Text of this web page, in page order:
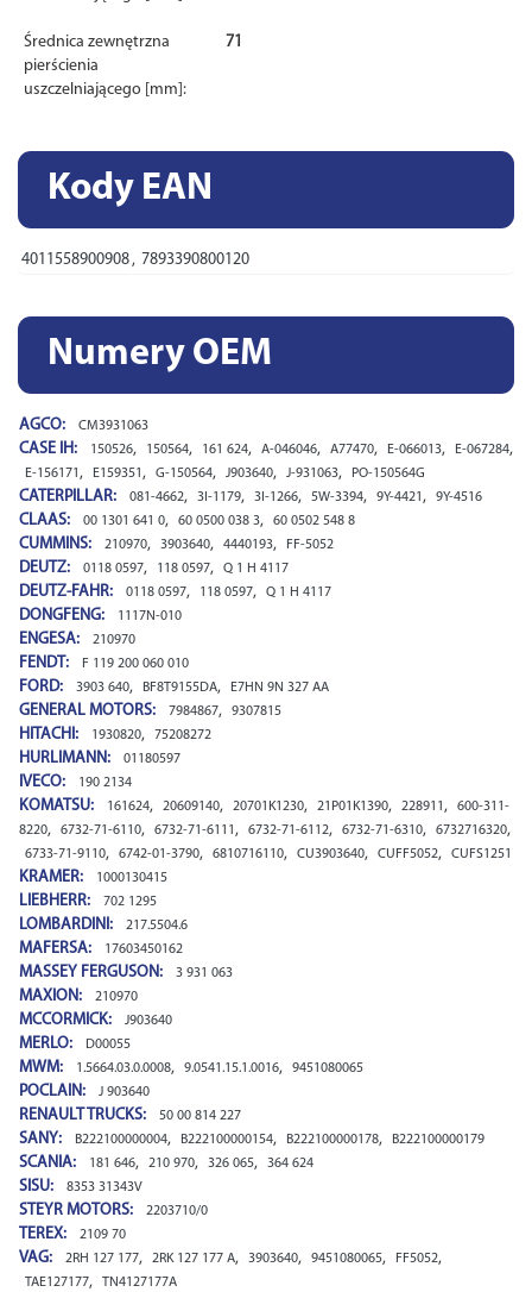
Średnica zewnętrzna
pierścienia
uszczelniającego [mm]:
71
Kody EAN
4011558900908, 7893390800120
Numery OEM
AGCO: CM3931063
CASE IH: 150526, 150564, 161 624, A-046046, A77470, E-066013, E-067284,
E-156171 , E159351 , G-150564, J903640, J-931063, PO-150564G
CATERPILLAR: 081-4662, 3I-1179, 3I-1266, 5W-3394, 9Y-4421 , 9Y-4516
CLAAS: 00 1301 641 0, 60 0500 038 3, 60 0502 548 8
CUMMINS: 210970, 3903640, 4440193, FF-5052
DEUTZ: 0118 0597, 118 0597, Q 1 H 4117
DEUTZ-FAHR: 0118 0597, 118 0597, Q 1 H 4117
DONGFENG: 1117N-010
ENGESA: 210970
FENDT: F 119 200 060 010
FORD: 3903 640, BF8T9155DA, E7HN 9N 327 AA
GENERAL MOTORS: 7984867, 9307815
HITACHI: 1930820, 75208272
HURLIMANN: 01180597
IVECO: 190 2134
KOMATSU: 161624, 20609140, 20701K1230, 21P01K1390, 228911 ,
600-311-
8220, 6732-71-6110, 6732-71-6111 , 6732-71-6112, 6732-71-6310, 6732716320,
6733-71-9110, 6742-01-3790, 6810716110, CU3903640, CUFF5052, CUFS1251
KRAMER: 1000130415
LIEBHERR: 702 1295
LOMBARDINI: 217.5504.6
MAFERSA: 17603450162
MASSEY FERGUSON: 3 931 063
MAXION: 210970
MCCORMICK: J903640
MERLO: D00055
MWM: 1.5664.03.0.0008, 9.0541.15.1.0016, 9451080065
POCLAIN: J 903640
RENAULT TRUCKS: 50 00 814 227
SANY: B222100000004, B222100000154, B222100000178, B222100000179
SCANIA: 181 646, 210 970, 326 065, 364 624
SISU: 8353 31343V
STEYR MOTORS: 2203710/0
TEREX: 2109 70
VAG: 2RH 127 177, 2RK 127 177 A, 3903640, 9451080065, FF5052,
TAE127177, TN4127177A